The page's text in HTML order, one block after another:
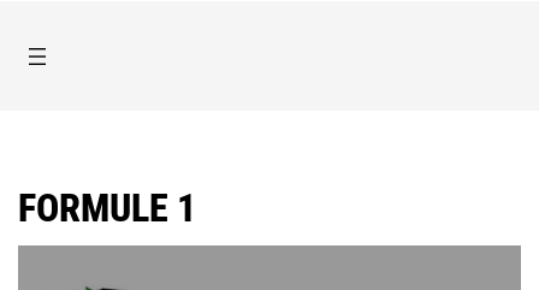
FORMULE 1